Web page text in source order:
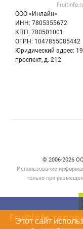
Fruitinfo
ООО «Инлайн»
ИНН: 7805355672
КПП: 780501001
ОГРН: 1047855085442
Юридический адрес:
проспект, д. 212
Политика
© 2006‑2026
Использование
только при
Этот сайт